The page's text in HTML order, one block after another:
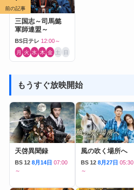
三国志～司馬懿
軍師連盟～
BS日テレ 12:00～
月 火 水 木 金 土 日
もうすぐ放映開始
天啓異聞録
BS 12 8月14日 07:00
～
風の吹く場所へ
BS 12 8月27日 05:30
～
前の記事